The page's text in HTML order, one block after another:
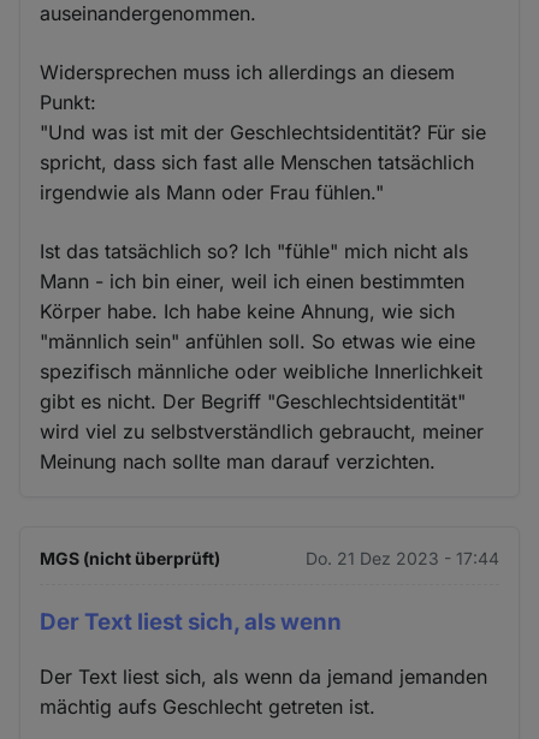
auseinandergenommen.
Widersprechen muss ich allerdings an diesem
Punkt:
"Und was ist mit der Geschlechtsidentität? Für sie
spricht, dass sich fast alle Menschen tatsächlich
irgendwie als Mann oder Frau fühlen."
Ist das tatsächlich so? Ich "fühle" mich nicht als
Mann - ich bin einer, weil ich einen bestimmten
Körper habe. Ich habe keine Ahnung, wie sich
"männlich sein" anfühlen soll. So etwas wie eine
spezifisch männliche oder weibliche Innerlichkeit
gibt es nicht. Der Begriff "Geschlechtsidentität"
wird viel zu selbstverständlich gebraucht, meiner
Meinung nach sollte man darauf verzichten.
MGS (nicht überprüft) Do. 21 Dez 2023 - 17:44
Der Text liest sich, als wenn
Der Text liest sich, als wenn da jemand jemanden
mächtig aufs Geschlecht getreten ist.